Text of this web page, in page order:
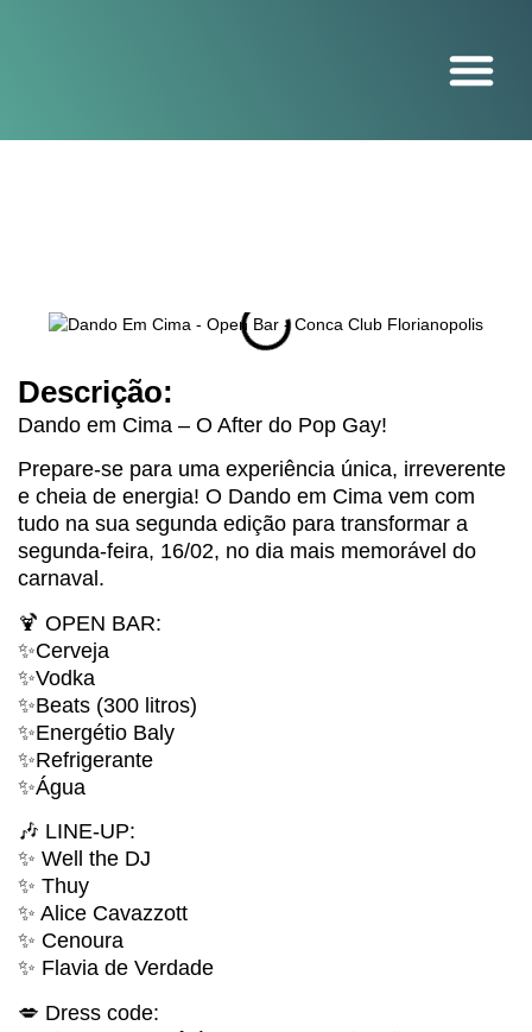
Descrição:
Dando em Cima – O After do Pop Gay!
Prepare-se para uma experiência única, irreverente
e cheia de energia! O Dando em Cima vem com
tudo na sua segunda edição para transformar a
segunda-feira, 16/02, no dia mais memorável do
carnaval.
🍹 OPEN BAR:
✨Cerveja
✨Vodka
✨Beats (300 litros)
✨Energétio Baly
✨Refrigerante
✨Água
🎶 LINE-UP:
✨ Well the DJ
✨ Thuy
✨ Alice Cavazzott
✨ Cenoura
✨ Flavia de Verdade
💋 Dress code: